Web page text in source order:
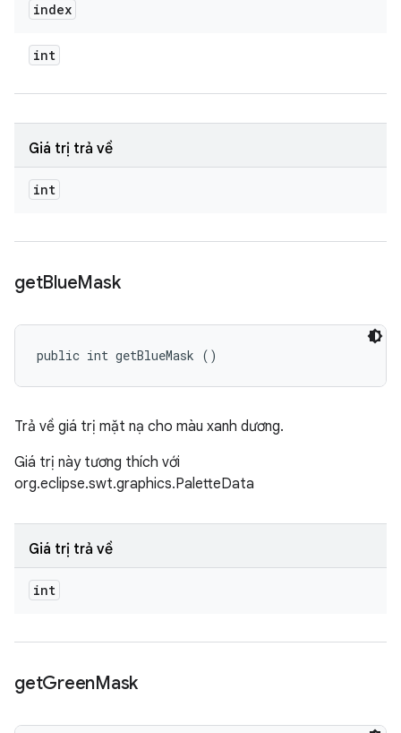
index
int
Giá trị trả về
int
getBlueMask
public int getBlueMask ()
Trả về giá trị mặt nạ cho màu xanh dương.
Giá trị này tương thích với
org.eclipse.swt.graphics.PaletteData
Giá trị trả về
int
getGreenMask